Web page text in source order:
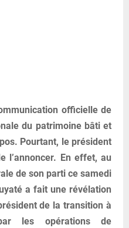
officielle de
du patrimoine bâti et
Pourtant, le président
l’annoncer. En effet, au
de son parti ce samedi
a fait une révélation
de la transition à
les opérations de